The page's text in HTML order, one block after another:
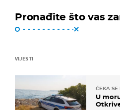
Pronađite što vas
VIJESTI
ČEKA
U